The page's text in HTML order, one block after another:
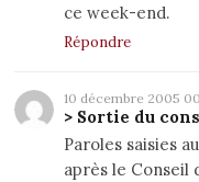
ce week-end.
Répondre
10 décembre 2005
> Sortie du
Paroles saisies
après le Conseil